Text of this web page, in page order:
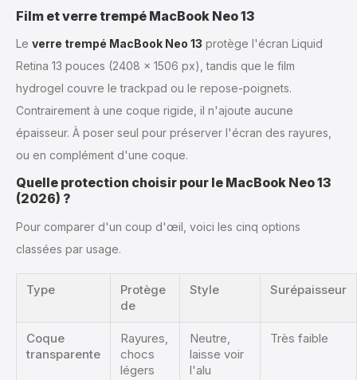
Film et verre trempé MacBook Neo 13
Le verre trempé MacBook Neo 13 protège l'écran Liquid
Retina 13 pouces (2408 × 1506 px), tandis que le film
hydrogel couvre le trackpad ou le repose-poignets.
Contrairement à une coque rigide, il n'ajoute aucune
épaisseur. À poser seul pour préserver l'écran des rayures,
ou en complément d'une coque.
Quelle protection choisir pour le MacBook Neo 13
(2026) ?
Pour comparer d'un coup d'œil, voici les cinq options
classées par usage.
Type
Protège
de
Style Surépaisseur
Coque
transparente
Rayures,
chocs
légers
Neutre,
laisse voir
l'alu
Très faible